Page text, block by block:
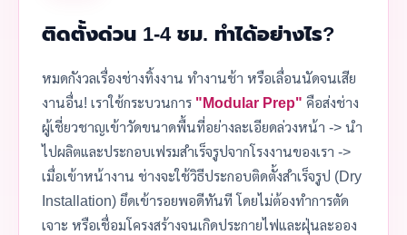
ติดตั้งด่วน 1-4 ชม. ทำได้อย่างไร?
หมดกังวลเรื่องช่างทิ้งงาน ทำงานช้า หรือเลื่อนนัดจนเสีย
งานอื่น! เราใช้กระบวนการ "Modular Prep" คือส่งช่าง
ผู้เชี่ยวชาญเข้าวัดขนาดพื้นที่อย่างละเอียดล่วงหน้า -> นำ
ไปผลิตและประกอบเฟรมสำเร็จรูปจากโรงงานของเรา ->
เมื่อเข้าหน้างาน ช่างจะใช้วิธีประกอบติดตั้งสำเร็จรูป (Dry
Installation) ยึดเข้ารอยพอดีทันที โดยไม่ต้องทำการตัด
เจาะ หรือเชื่อมโครงสร้างจนเกิดประกายไฟและฝุ่นละออง